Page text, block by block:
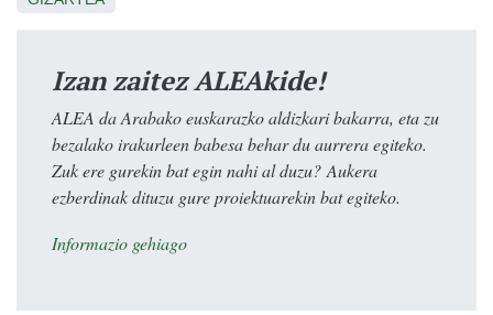
Izan zaitez ALEAkide!
ALEA da Arabako euskarazko aldizkari bakarra, eta zu
bezalako irakurleen babesa behar du aurrera egiteko.
Zuk ere gurekin bat egin nahi al duzu? Aukera
ezberdinak dituzu gure proiektuarekin bat egiteko.
Informazio gehiago